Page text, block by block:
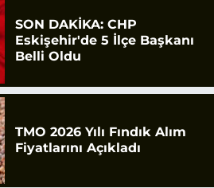
SON DAKİKA: CHP
Eskişehir'de 5 İlçe Başkanı
Belli Oldu
TMO 2026 Yılı Fındık Alım
Fiyatlarını Açıkladı